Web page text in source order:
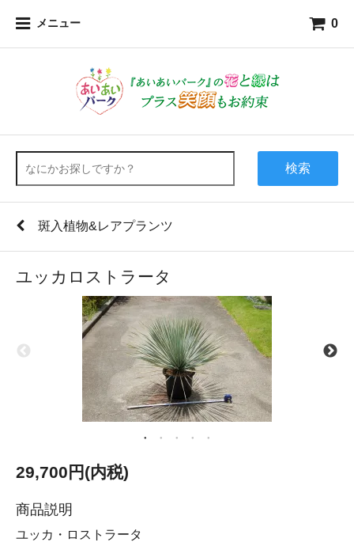
メニュー 0
検索
斑入植物&レアプランツ
ユッカロストラータ
29,700円(内税)
商品説明
ユッカ・ロストラータ